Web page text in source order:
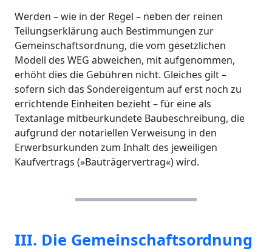
Werden – wie in der Regel – neben der reinen
Teilungserklärung auch Bestimmungen zur
Gemeinschaftsordnung, die vom gesetzlichen
Modell des WEG abweichen, mit aufgenommen,
erhöht dies die Gebühren nicht. Gleiches gilt –
sofern sich das Sondereigentum auf erst noch zu
errichtende Einheiten bezieht – für eine als
Textanlage mitbeurkundete Baubeschreibung, die
aufgrund der notariellen Verweisung in den
Erwerbsurkunden zum Inhalt des jeweiligen
Kaufvertrags (»Bauträgervertrag«) wird.
III. Die Gemeinschaftsordnung